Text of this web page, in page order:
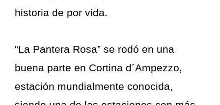
historia de por vida.
“La Pantera Rosa” se rodó en una
buena parte en Cortina d´Ampezzo,
estación mundialmente conocida,